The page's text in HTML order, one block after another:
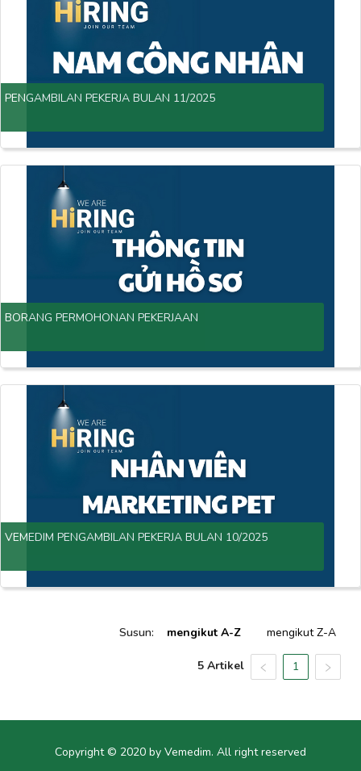
PENGAMBILAN PEKERJA BULAN 11/2025
BORANG PERMOHONAN PEKERJAAN
VEMEDIM PENGAMBILAN PEKERJA BULAN 10/2025
Susun: mengikut A-Z mengikut Z-A
5 Artikel 1
Copyright © 2020 by Vemedim. All right reserved